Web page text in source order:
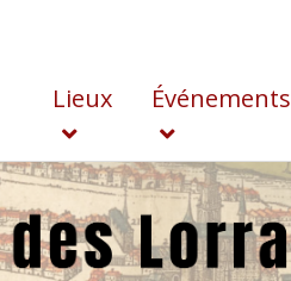
Lieux Événements